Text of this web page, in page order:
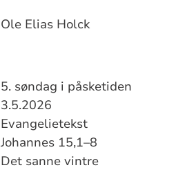
Ole Elias Holck
5. søndag i påsketiden
3.5.2026
Evangelietekst
Johannes 15,1–8
Det sanne vintre